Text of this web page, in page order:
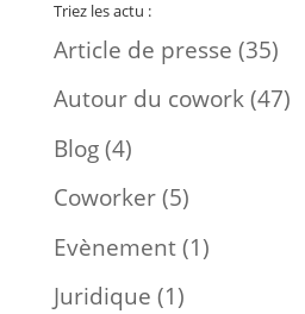
Triez les actu :
Article de presse (35)
Autour du cowork(47)
Blog(4)
Coworker(5)
Evènement(1)
Juridique (1)